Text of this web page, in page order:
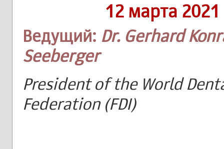
12 марта
Ведущий: Dr. Gerhard
Seeberger
President of the World
Federation (FDI)